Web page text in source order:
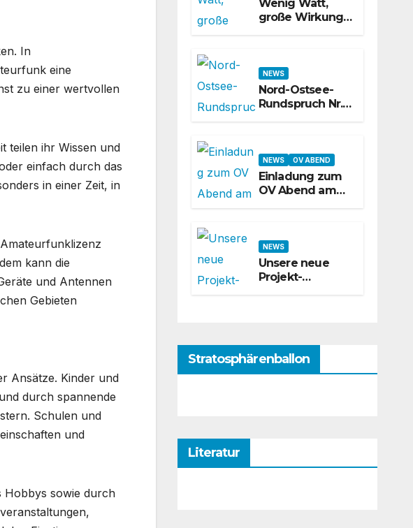
In
eine
zu einer wertvollen
teilen ihr Wissen und
einfach durch das
in einer Zeit, in
kann die
und Antennen
Gebieten
Ansätze. Kinder und
durch spannende
Schulen und
und
Hobbys sowie durch
Wenig Watt,
große Wirkung –
NEWS
Nord-Ostsee-
Rundspruch Nr.
NEWS OV ABEND
Einladung zum
OV Abend am
NEWS
Unsere neue
Projekt-
Stratosphärenballon
Literatur